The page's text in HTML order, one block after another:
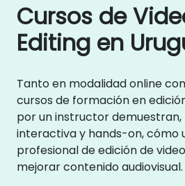
Cursos de
Editing en
Tanto en modalidad online
cursos de formación en
por un instructor
interactiva y hands-on, cómo
profesional de edición de
mejorar contenido audiovisual.